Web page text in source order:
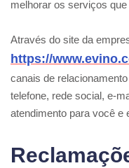
melhorar os serviços
Através do site da
https://
canais de
telefone, rede social, e-
atendimento para você e